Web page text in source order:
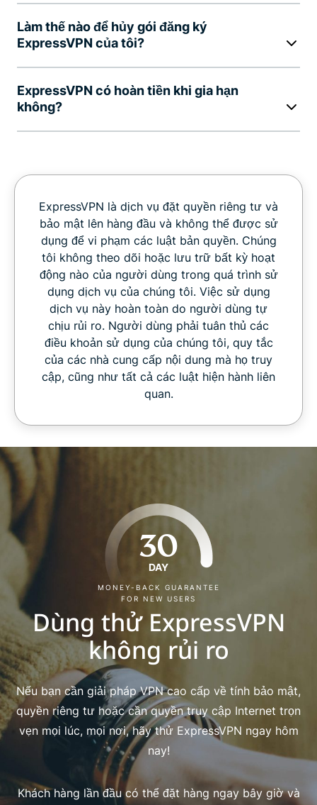
Làm thế nào để hủy gói đăng ký
ExpressVPN của tôi?
ExpressVPN có hoàn tiền khi gia hạn
không?
ExpressVPN là dịch vụ đặt quyền riêng tư và
bảo mật lên hàng đầu và không thể được sử
dụng để vi phạm các luật bản quyền. Chúng
tôi không theo dõi hoặc lưu trữ bất kỳ hoạt
động nào của người dùng trong quá trình sử
dụng dịch vụ của chúng tôi. Việc sử dụng
dịch vụ này hoàn toàn do người dùng tự
chịu rủi ro. Người dùng phải tuân thủ các
điều khoản sử dụng của chúng tôi, quy tắc
của các nhà cung cấp nội dung mà họ truy
cập, cũng như tất cả các luật hiện hành liên
quan.
30
DAY
MONEY-BACK GUARANTEE
FOR NEW USERS
Dùng thử ExpressVPN
không rủi ro
Nếu bạn cần giải pháp VPN cao cấp về tính bảo mật,
quyền riêng tư hoặc cần quyền truy cập Internet trọn
vẹn mọi lúc, mọi nơi, hãy thử ExpressVPN ngay hôm
nay!
Khách hàng lần đầu có thể đặt hàng ngay bây giờ và